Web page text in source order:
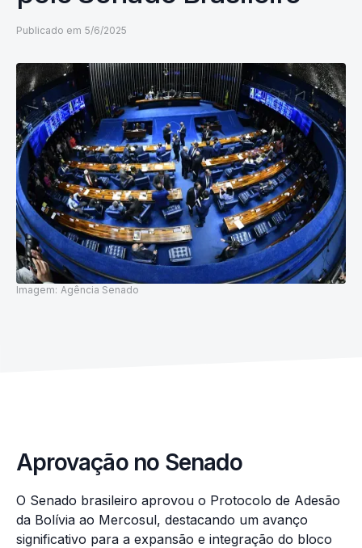
Publicado em 5/6/2025
Imagem: Agência Senado
Aprovação no Senado
O Senado brasileiro aprovou o Protocolo de Adesão
da Bolívia ao Mercosul, destacando um avanço
significativo para a expansão e integração do bloco